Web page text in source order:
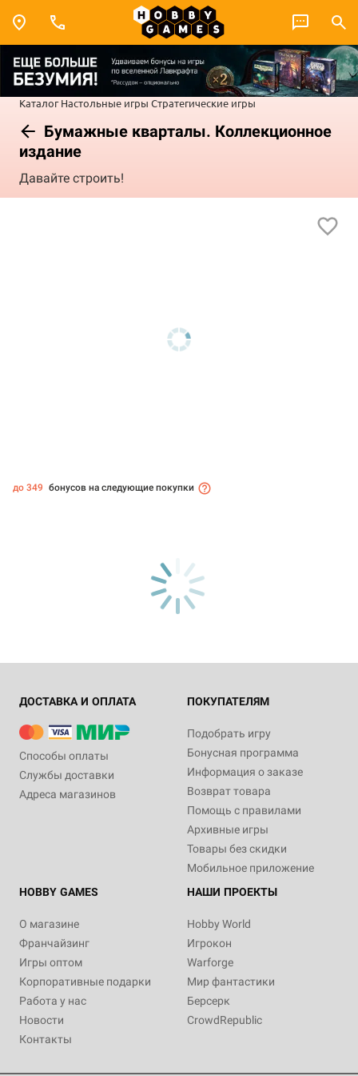
Каталог Настольные игры Стратегические игры
Бумажные кварталы. Коллекционное
издание
Давайте строить!
до 349 бонусов на следующие покупки
ДОСТАВКА И ОПЛАТА
Способы оплаты
Службы доставки
Адреса магазинов
ПОКУПАТЕЛЯМ
Подобрать игру
Бонусная программа
Информация о заказе
Возврат товара
Помощь с правилами
Архивные игры
Товары без скидки
Мобильное приложение
HOBBY GAMES
О магазине
Франчайзинг
Игры оптом
Корпоративные подарки
Работа у нас
Новости
Контакты
НАШИ ПРОЕКТЫ
Hobby World
Игрокон
Warforge
Мир фантастики
Берсерк
CrowdRepublic